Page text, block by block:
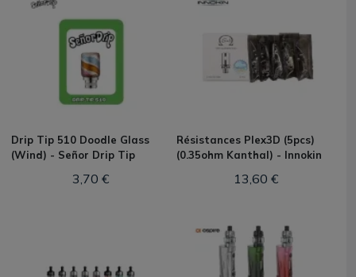
Drip Tip 510 Doodle Glass
(Wind) - Señor Drip Tip
3,70 €
Résistances Plex3D (5pcs)
(0.35ohm Kanthal) - Innokin
13,60 €